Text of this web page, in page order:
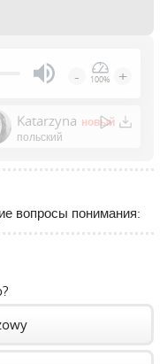
Enter
or
volume
- 100% +
Katarzyna новый
польский
вопросы понимания: